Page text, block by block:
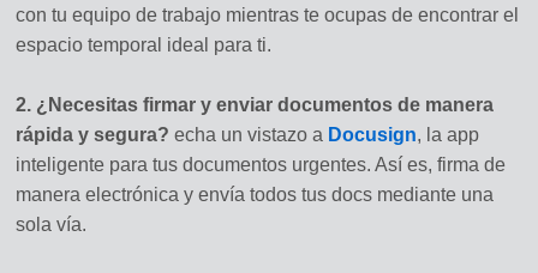
con tu equipo de trabajo mientras te ocupas de encontrar el
espacio temporal ideal para ti.
2. ¿Necesitas firmar y enviar documentos de manera
rápida y segura? echa un vistazo a Docusign, la app
inteligente para tus documentos urgentes. Así es, firma de
manera electrónica y envía todos tus docs mediante una
sola vía.